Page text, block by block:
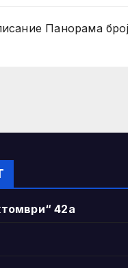
Панорама
42а